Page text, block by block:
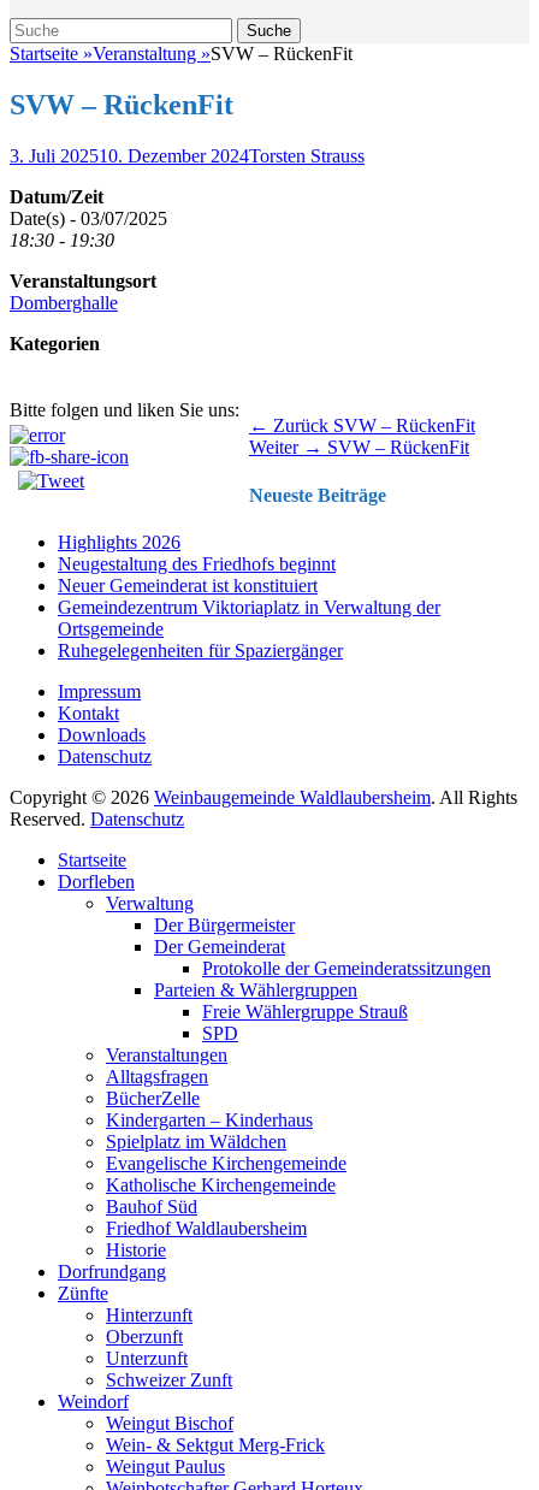
Suche
Suche
nach:
Startseite »Veranstaltung »SVW – RückenFit
SVW – RückenFit
Veröffentlicht
3. Juli 202510. Dezember 2024Autor
Torsten Strauss
Datum/Zeit
Date(s) - 03/07/2025
18:30 - 19:30
Veranstaltungsort
Domberghalle
Kategorien
Bitte folgen und liken Sie uns:
Beitragsnavigation ← Zurück Vorhergehender
Beitrag:
SVW – RückenFit
Weiter → Nächster
SVW – RückenFit
Neueste Beiträge
Highlights 2026
Neugestaltung des Friedhofs beginnt
Neuer Gemeinderat ist konstituiert
Gemeindezentrum Viktoriaplatz in Verwaltung der
Ortsgemeinde
Ruhegelegenheiten für Spaziergänger
Impressum
Kontakt
Downloads
Datenschutz
Copyright © 2026 Weinbaugemeinde Waldlaubersheim. All Rights
Reserved. Datenschutz
oben
scrollen
Startseite
Dorfleben
Verwaltung
Der Bürgermeister
Der Gemeinderat
Protokolle der Gemeinderatssitzungen
Parteien & Wählergruppen
Freie Wählergruppe Strauß
SPD
Veranstaltungen
Alltagsfragen
BücherZelle
Kindergarten – Kinderhaus
Spielplatz im Wäldchen
Evangelische Kirchengemeinde
Katholische Kirchengemeinde
Bauhof Süd
Friedhof Waldlaubersheim
Historie
Dorfrundgang
Zünfte
Hinterzunft
Oberzunft
Unterzunft
Schweizer Zunft
Weindorf
Weingut Bischof
Wein- & Sektgut Merg-Frick
Weingut Paulus